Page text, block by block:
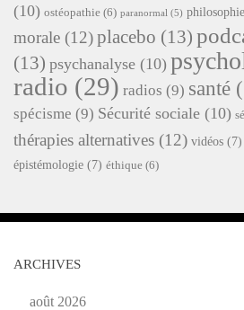
(10) ostéopathie (6) paranormal (5) philosophie
morale (12)placebo (13)
(13) psychanalyse (10)
radio (29) radios (9) santé
spécisme (9) Sécurité sociale (10)
thérapies alternatives (12) vidéos (7)
épistémologie (7) éthique (6)
ARCHIVES
août 2026